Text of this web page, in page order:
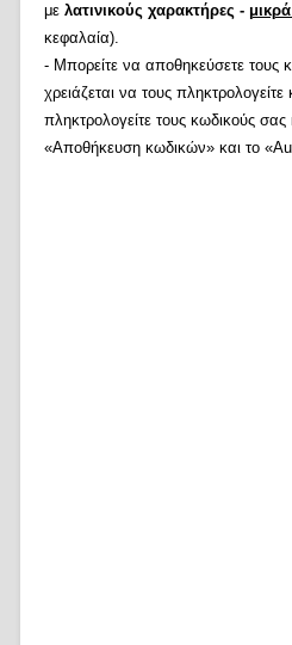
με λατινικούς χαρακτήρες -
κεφαλαία).
- Μπορείτε να αποθηκεύσετε τους
χρειάζεται να τους
πληκτρολογείτε τους κωδικούς σας
«Αποθήκευση κωδικών» και το